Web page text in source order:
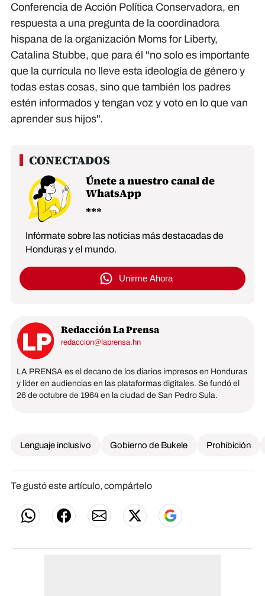
Conferencia de Acción Política Conservadora, en
respuesta a una pregunta de la coordinadora
hispana de la organización Moms for Liberty,
Catalina Stubbe, que para él "no solo es importante
que la currícula no lleve esta ideología de género y
todas estas cosas, sino que también los padres
estén informados y tengan voz y voto en lo que van
aprender sus hijos".
Únete a nuestro canal de
WhatsApp
Infórmate sobre las noticias más destacadas de
Honduras y el mundo.
Unirme Ahora
Redacción La Prensa
redaccion@laprensa.hn
LA PRENSA es el decano de los diarios impresos en Honduras
y líder en audiencias en las plataformas digitales. Se fundó el
26 de octubre de 1964 en la ciudad de San Pedro Sula.
Lenguaje inclusivo Gobierno de Bukele Prohibición
Te gustó este artículo, compártelo